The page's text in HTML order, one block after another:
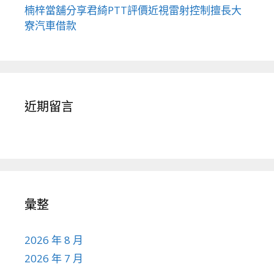
楠梓當舖分享君綺PTT評價近視雷射控制擅長大
寮汽車借款
近期留言
彙整
2026 年 8 月
2026 年 7 月